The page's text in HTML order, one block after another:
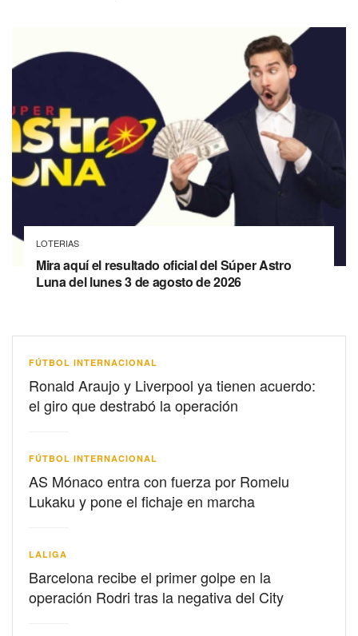
LOTERIAS
Mira aquí el resultado oficial del Súper Astro
Luna del lunes 3 de agosto de 2026
FÚTBOL INTERNACIONAL
Ronald Araujo y Liverpool ya tienen acuerdo:
el giro que destrabó la operación
FÚTBOL INTERNACIONAL
AS Mónaco entra con fuerza por Romelu
Lukaku y pone el fichaje en marcha
LALIGA
Barcelona recibe el primer golpe en la
operación Rodri tras la negativa del City